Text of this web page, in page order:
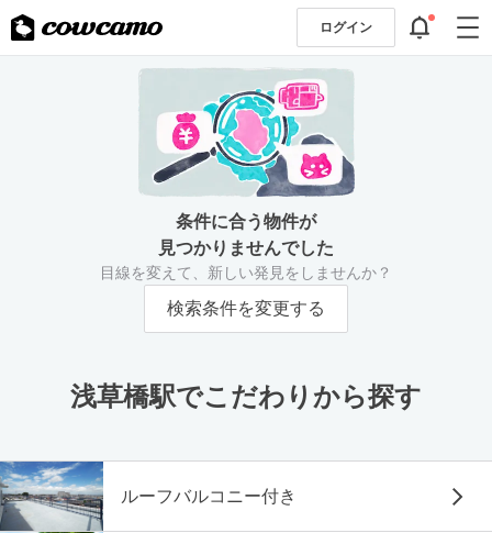
ログイン
条件に合う物件が
見つかりませんでした
目線を変えて、新しい発見をしませんか？
検索条件を変更する
浅草橋駅でこだわりから探す
ルーフバルコニー付き